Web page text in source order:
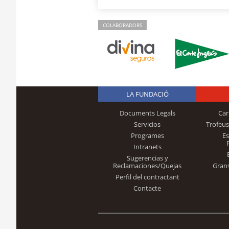
COLABORADORS
LA FUNDACIÓ
Documents Legals
Servicios
Programes
Intranets
Sugerencias y
Reclamaciones/Quejas
Perfil del contractant
Contacte